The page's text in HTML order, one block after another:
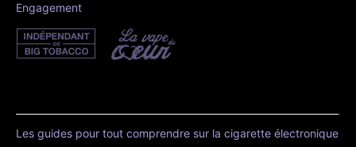
Engagement
Les guides pour tout comprendre sur la cigarette électronique